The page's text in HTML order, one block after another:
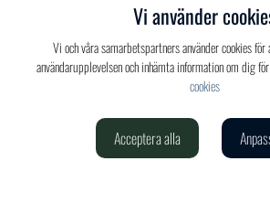
020-150 520
Vi använder
Vi och våra samarbetspartners använder cookies
användarupplevelsen och inhämta information om dig
cookies
Acceptera alla